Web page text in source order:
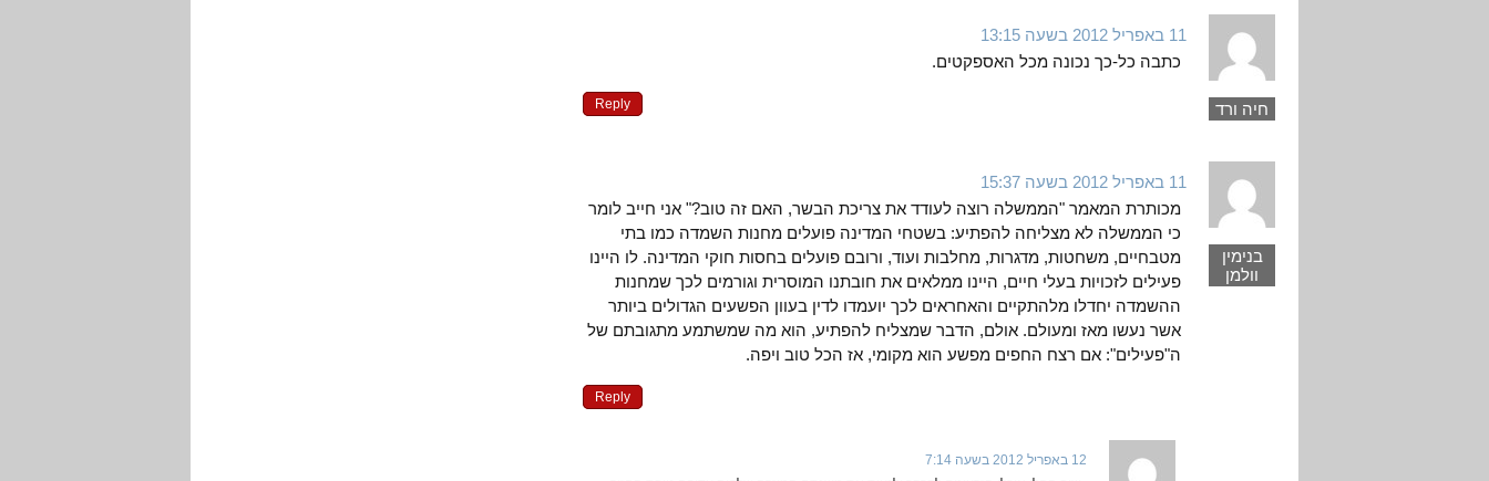
חיה ורד
11 באפריל 2012 בשעה 13:15
כתבה כל-כך נכונה מכל האספקטים.
Reply
בנימין
וולמן
11 באפריל 2012 בשעה 15:37
מכותרת המאמר "הממשלה רוצה לעודד את צריכת הבשר, האם זה טוב?" אני חייב לומר
כי הממשלה לא מצליחה להפתיע: בשטחי המדינה פועלים מחנות השמדה כמו בתי
מטבחיים, משחטות, מדגרות, מחלבות ועוד, ורובם פועלים בחסות חוקי המדינה. לו היינו
פעילים לזכויות בעלי חיים, היינו ממלאים את חובתנו המוסרית וגורמים לכך שמחנות
ההשמדה יחדלו מלהתקיים והאחראים לכך יועמדו לדין בעוון הפשעים הגדולים ביותר
אשר נעשו מאז ומעולם. אולם, הדבר שמצליח להפתיע, הוא מה שמשתמע מתגובתם של
ה"פעילים": אם רצח החפים מפשע הוא מקומי, אז הכל טוב ויפה.
Reply
12 באפריל 2012 בשעה 7:14